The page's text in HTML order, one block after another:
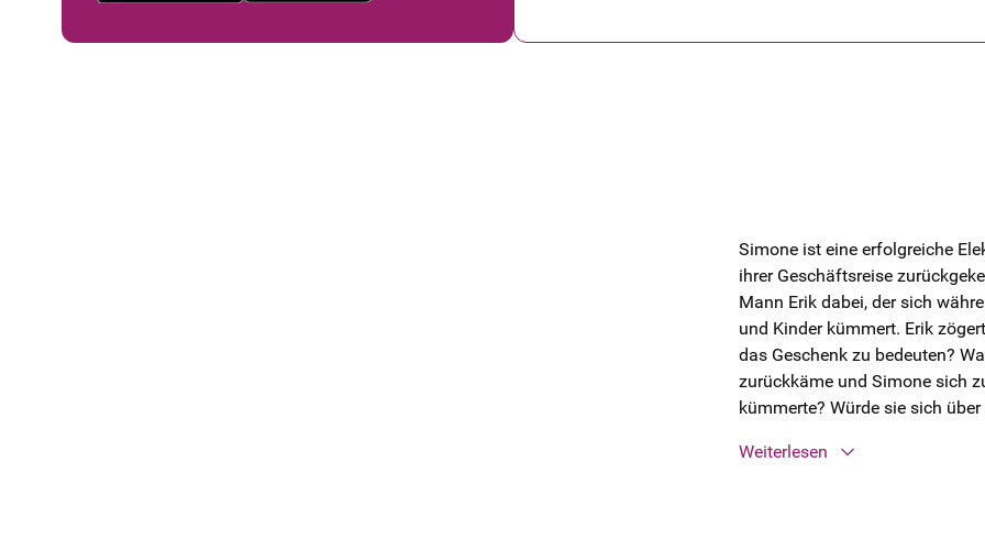
Simone ist eine erfolgreiche
ihrer Geschäftsreise
Mann Erik dabei, der sich
und Kinder kümmert. Erik
das Geschenk zu bedeuten?
zurückkäme und Simone sich
kümmerte? Würde sie sich
Weiterlesen